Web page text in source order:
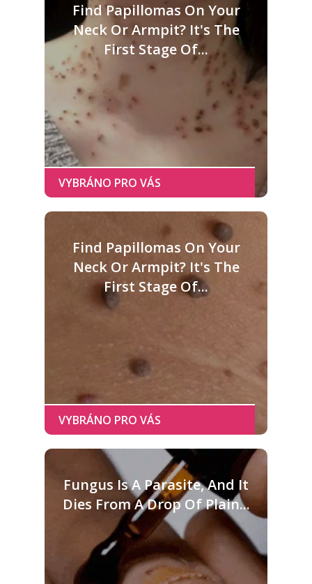
Find Papillomas On Your
Neck Or Armpit? It's The
First Stage Of...
Find Papillomas On Your
Neck Or Armpit? It's The
First Stage Of...
Fungus Is A Parasite, And It
Dies From A Drop Of Plain...